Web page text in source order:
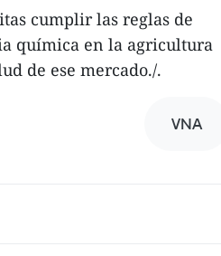
cumplir las reglas de
química en la agricultura
de ese mercado./.
VNA